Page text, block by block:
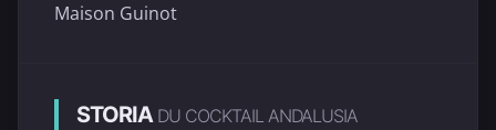
Maison Guinot
STORIA DU COCKTAIL ANDALUSIA